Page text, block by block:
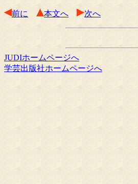
前に 本文へ 次へ
JUDIホームページへ
学芸出版社ホームページへ